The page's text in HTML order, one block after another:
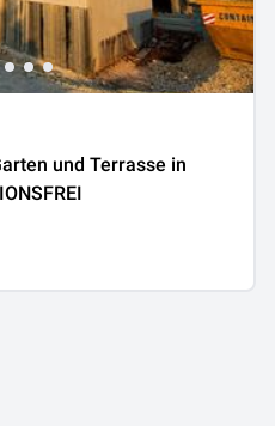
und Terrasse in